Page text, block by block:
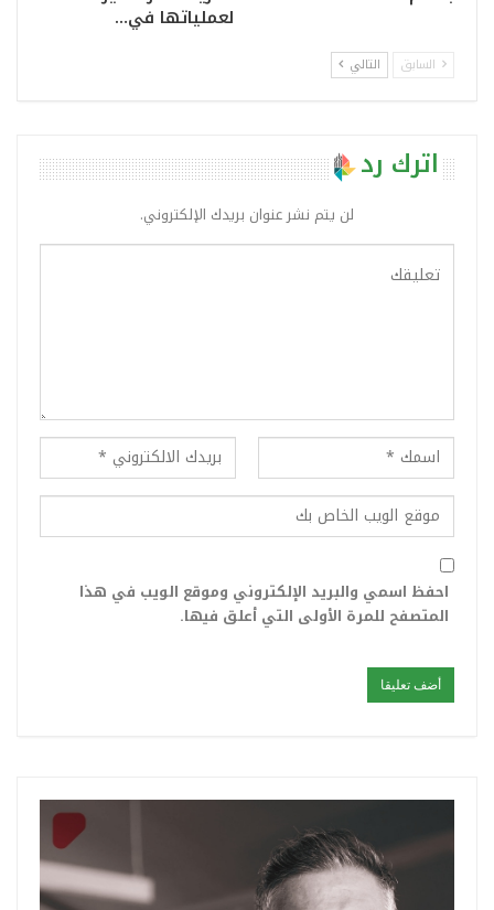
لعملياتها في…
السابق التالي
اترك رد
لن يتم نشر عنوان بريدك الإلكتروني.
احفظ اسمي والبريد الإلكتروني وموقع الويب في هذا
المتصفح للمرة الأولى التي أعلق فيها.